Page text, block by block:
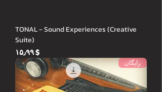
TONAL - Sound Experiences (Creative
Suite)
Price
$ ۱۵٫۹۹
رایگان